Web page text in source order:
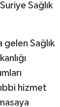
Sağlık
gelen Sağlık
hizmet